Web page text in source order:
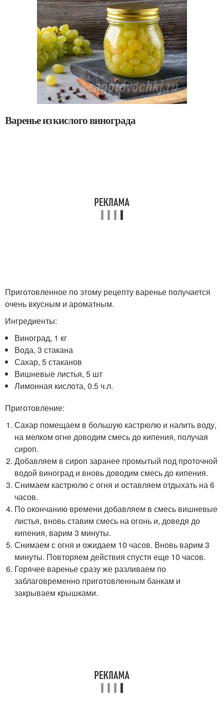
Варенье из кислого винограда
Приготовленное по этому рецепту варенье получается
очень вкусным и ароматным.
Ингредиенты:
Виноград, 1 кг
Вода, 3 стакана
Сахар, 5 стаканов
Вишневые листья, 5 шт
Лимонная кислота, 0.5 ч.л.
Приготовление:
Сахар помещаем в большую кастрюлю и налить воду,
на мелком огне доводим смесь до кипения, получая
сироп.
Добавляем в сироп заранее промытый под проточной
водой виноград и вновь доводим смесь до кипения.
Снимаем кастрюлю с огня и оставляем отдыхать на 6
часов.
По окончанию времени добавляем в смесь вишневые
листья, вновь ставим смесь на огонь и, доведя до
кипения, варим 3 минуты.
Снимаем с огня и ожидаем 10 часов. Вновь варим 3
минуты. Повторяем действия спустя еще 10 часов.
Горячее варенье сразу же разливаем по
заблаговременно приготовленным банкам и
закрываем крышками.